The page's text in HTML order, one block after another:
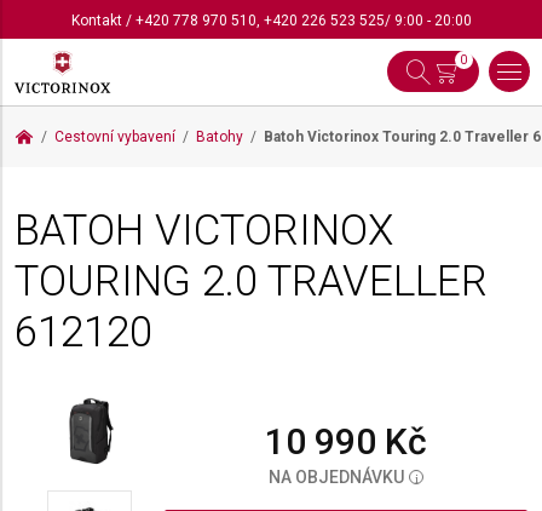
Kontakt/ +420 778 970 510, +420 226 523 525/ 9:00 - 20:00
0
Cestovní vybavení Batohy Batoh Victorinox Touring 2.0 Traveller
BATOH VICTORINOX
TOURING 2.0 TRAVELLER
612120
10 990 Kč
NA OBJEDNÁVKU i